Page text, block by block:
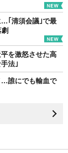
…｢清須会議｣で最
を激怒させた高
法｣
…誰にでも輸血で